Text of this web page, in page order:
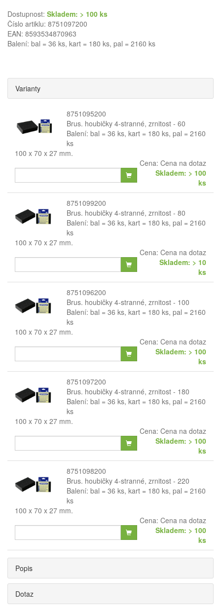
Dostupnost: Skladem: > 100 ks
Číslo artiklu: 8751097200
EAN: 8593534870963
Balení: bal = 36 ks, kart = 180 ks, pal = 2160 ks
Varianty
8751095200
Brus. houbičky 4-stranné, zrnitost - 60
Balení: bal = 36 ks, kart = 180 ks, pal = 2160
ks
100 x 70 x 27 mm.
Cena: Cena na dotaz
Skladem: > 100
ks
8751099200
Brus. houbičky 4-stranné, zrnitost - 80
Balení: bal = 36 ks, kart = 180 ks, pal = 2160
ks
100 x 70 x 27 mm.
Cena: Cena na dotaz
Skladem: > 10
ks
8751096200
Brus. houbičky 4-stranné, zrnitost - 100
Balení: bal = 36 ks, kart = 180 ks, pal = 2160
ks
100 x 70 x 27 mm.
Cena: Cena na dotaz
Skladem: > 100
ks
8751097200
Brus. houbičky 4-stranné, zrnitost - 180
Balení: bal = 36 ks, kart = 180 ks, pal = 2160
ks
100 x 70 x 27 mm.
Cena: Cena na dotaz
Skladem: > 100
ks
8751098200
Brus. houbičky 4-stranné, zrnitost - 220
Balení: bal = 36 ks, kart = 180 ks, pal = 2160
ks
100 x 70 x 27 mm.
Cena: Cena na dotaz
Skladem: > 100
ks
Popis
Dotaz